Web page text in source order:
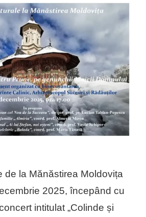
de la Mănăstirea Moldovița
2025, începând cu
intitulat „Colinde și